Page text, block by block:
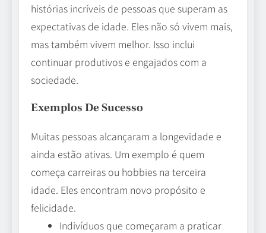
histórias incríveis de pessoas que superam as
expectativas de idade. Eles não só vivem mais,
mas também vivem melhor. Isso inclui
continuar produtivos e engajados com a
sociedade.
Exemplos De Sucesso
Muitas pessoas alcançaram a longevidade e
ainda estão ativas. Um exemplo é quem
começa carreiras ou hobbies na terceira
idade. Eles encontram novo propósito e
felicidade.
Indivíduos que começaram a praticar